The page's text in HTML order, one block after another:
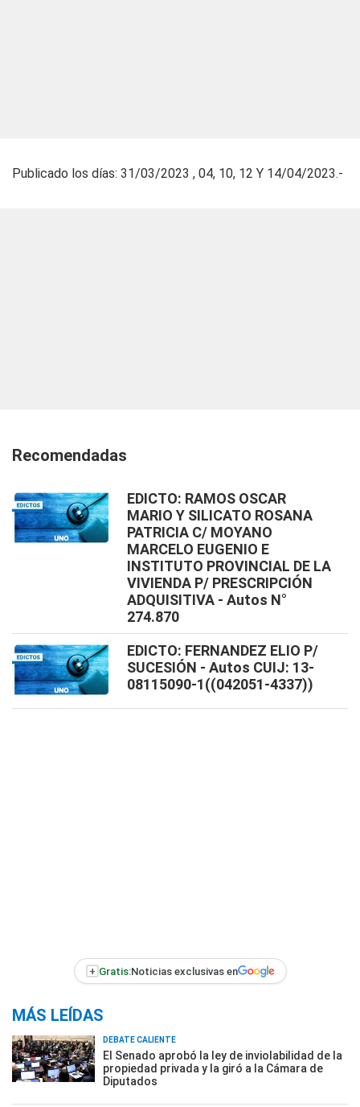
Publicado los días: 31/03/2023 , 04, 10, 12 Y 14/04/2023.-
Recomendadas
EDICTO: RAMOS OSCAR
MARIO Y SILICATO ROSANA
PATRICIA C/ MOYANO
MARCELO EUGENIO E
INSTITUTO PROVINCIAL DE LA
VIVIENDA P/ PRESCRIPCIÓN
ADQUISITIVA - Autos N°
274.870
EDICTO: FERNANDEZ ELIO P/
SUCESIÓN - Autos CUIJ: 13-
08115090-1((042051-4337))
+ Gratis:Noticias exclusivas en
MÁS LEÍDAS
DEBATE CALIENTE
El Senado aprobó la ley de inviolabilidad de la
propiedad privada y la giró a la Cámara de
Diputados